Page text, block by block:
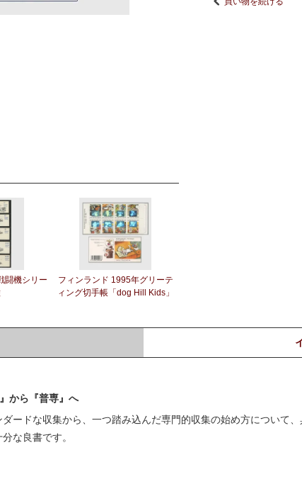
闘機シリー
フィンランド 1995年グリーテ
ィング切手帳「dog Hill Kids」
から『普専』へ
ードな収集から、一つ踏み込んだ専門的収集の始め方について
な良書です。